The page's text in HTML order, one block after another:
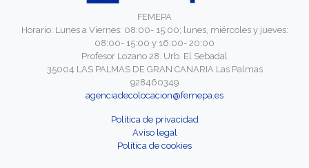
FEMEPA
Horario: Lunes a Viernes: 08:00- 15:00; lunes, miércoles y jueves:
08:00- 15:00 y 16:00- 20:00
Profesor Lozano 28. Urb. El Sebadal
35004 LAS PALMAS DE GRAN CANARIA Las Palmas
928460349
agenciadecolocacion@femepa.es
Política de privacidad
Aviso legal
Política de cookies